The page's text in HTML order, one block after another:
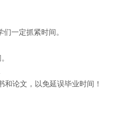
一定抓紧时间。
论文，以免延误毕业时间！